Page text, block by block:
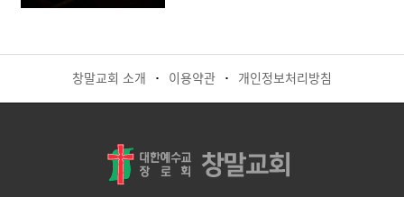
창말교회 소개 · 이용약관 · 개인정보처리방침